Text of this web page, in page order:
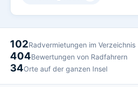
102Radvermietungen im Verzeichnis
404Bewertungen von Radfahrern
34Orte auf der ganzen Insel